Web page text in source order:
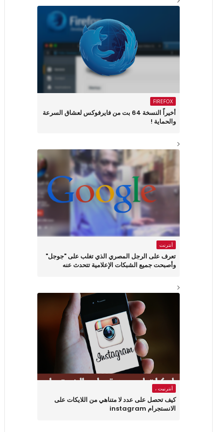
FIREFOX
أخيراً النسخة 64 بت من فايرفوكس لعشاق السرعة
والحماية !
أنترنت
تعرف على الرجل المصري الذي تغلب على "جوجل"
وأصبحت جميع الشبكات الإعلامية تتحدث عنه
أنترنيت ،
كيف تحصل على عدد لا متناهي من اللايكات على
الانستجرام instagram